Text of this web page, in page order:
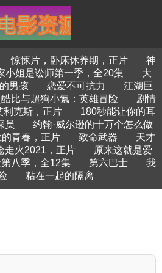
惊悚片，卧床休养期，正片
神
小姐是讼师第一季，全20集
大
男孩
恋爱不可抗力
江湖巨
酷比与超狗小氪：英雄冒险
剧情
利克斯，正片
180秒能让你的耳
员
约翰·威尔逊的十万个怎么做
青春，正片 致命武器
天才
走火2021，正片
原来这就是爱
八季，全12集 第六巴士
我
粘在一起的隔离